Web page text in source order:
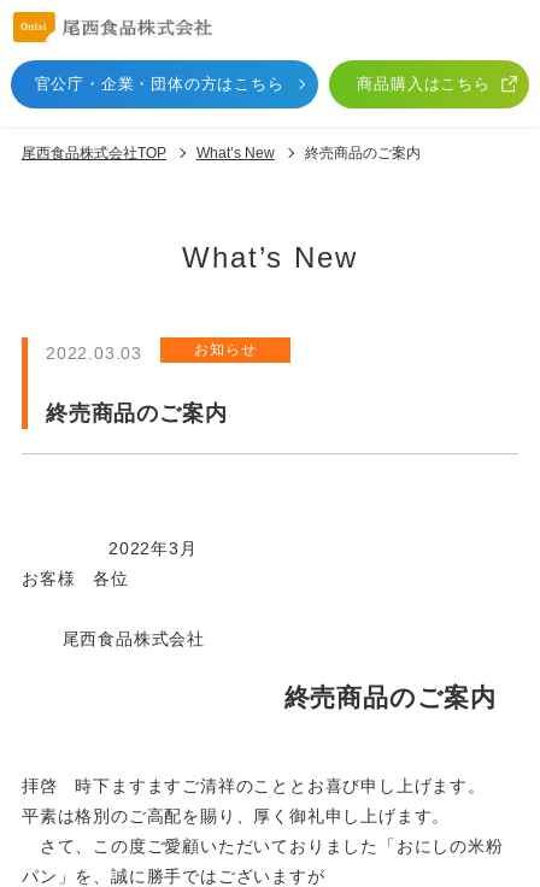
官公庁・企業・団体の方はこちら 商品購入はこちら
尾西食品株式会社TOP What’s New 終売商品のご案内
What’s New
2022.03.03 お知らせ
終売商品のご案内
2022年3月
お客様 各位
尾西食品株式会社
終売商品のご案内
拝啓 時下ますますご清祥のこととお喜び申し上げます。
平素は格別のご高配を賜り、厚く御礼申し上げます。
さて、この度ご愛顧いただいておりました「おにしの米粉
パン」を、誠に勝手ではございますが